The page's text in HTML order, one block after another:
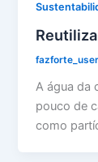
fazforte_user
A água da
pouco de
como